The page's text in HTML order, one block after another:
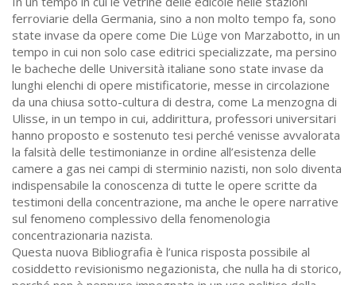
ferroviarie della Germania, sino a non molto tempo fa, sono
state invase da opere come Die Lüge von Marzabotto, in un
tempo in cui non solo case editrici specializzate, ma persino
le bacheche delle Università italiane sono state invase da
lunghi elenchi di opere mistificatorie, messe in circolazione
da una chiusa sotto-cultura di destra, come La menzogna di
Ulisse, in un tempo in cui, addirittura, professori universitari
hanno proposto e sostenuto tesi perché venisse avvalorata
la falsità delle testimonianze in ordine all’esistenza delle
camere a gas nei campi di sterminio nazisti, non solo diventa
indispensabile la conoscenza di tutte le opere scritte da
testimoni della concentrazione, ma anche le opere narrative
sul fenomeno complessivo della fenomenologia
concentrazionaria nazista.
Questa nuova Bibliografia è l’unica risposta possibile al
cosiddetto revisionismo negazionista, che nulla ha di storico,